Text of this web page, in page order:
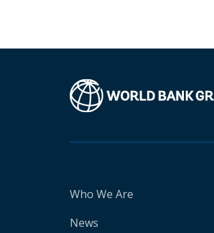
Who We Are
News